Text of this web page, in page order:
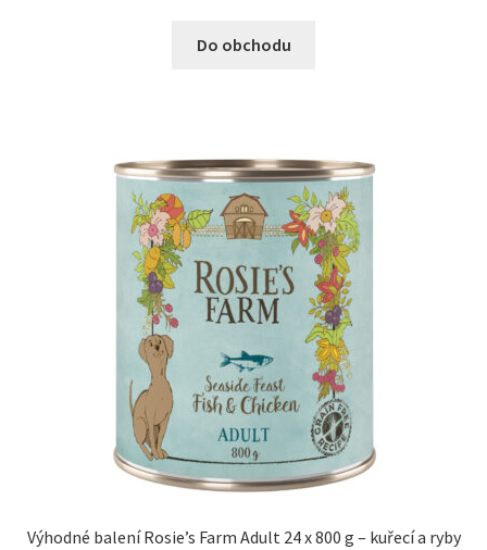
Do obchodu
Výhodné balení Rosie’s Farm Adult 24 x 800 g – kuřecí a ryby